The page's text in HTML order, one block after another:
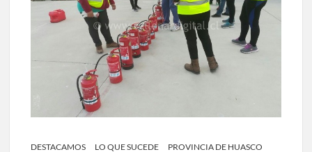
DESTACAMOS LO QUE SUCEDE PROVINCIA DE HUASCO